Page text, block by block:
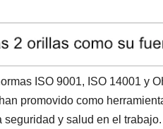
ISO 9001, ISO 14001 y
promovido como
y salud en el trabajo.